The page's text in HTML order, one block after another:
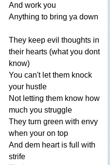
And work you
Anything to bring ya down
They keep evil thoughts in
their hearts (what you dont
know)
You can't let them knock
your hustle
Not letting them know how
much you struggle
They turn green with envy
when your on top
And dem heart is full
with
strife